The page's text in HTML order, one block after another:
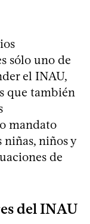
sólo uno de
el INAU,
que también
mandato
niñas, niños y
de
del INAU